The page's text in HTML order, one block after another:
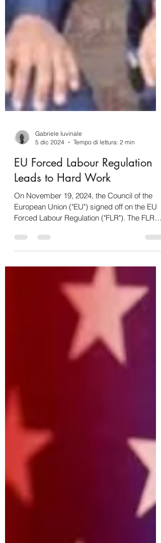
Gabriele Iuvinale
5 dic 2024
Tempo di lettura: 2 min
EU Forced Labour Regulation
Leads to Hard Work
European Union ("EU") signed off on the EU
Forced Labour Regulation ("FLR"). The FLR